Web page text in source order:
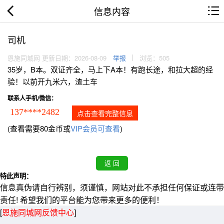
信息内容
司机
恩施同城网 更新日期：2026-08-09 举报 浏览：505
35岁，B本。双证齐全，马上下A本！有跑长途，和拉大超的经
验！以前开九米六，渣土车
联系人手机/微信：
137****2482 点击查看完整信息
(查看需要80金币或VIP会员可查看)
特此声明：
信息真伪请自行辨别，须谨慎，网站对此不承担任何保证或连带
责任! 希望我们的平台能为您带来更多的便利！
[恩施同城网反馈中心]